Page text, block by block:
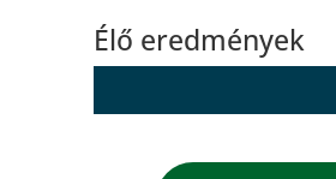
Élő eredmények